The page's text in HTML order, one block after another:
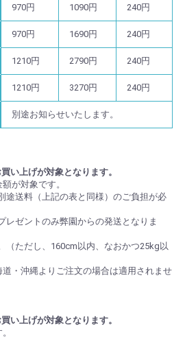
970円 1090円 240円
970円 1690円 240円
1210円 2790円 240円
1210円 3270円 240円
別途お知らせいたします。
い上げが対象となります。
が対象です。
送料（上記の表と同様）のご負担が必
ゼントのみ弊園からの発送となりま
（ただし、160cm以内、なおかつ25kg以
・沖縄よりご注文の場合は適用されませ
い上げが対象となります。